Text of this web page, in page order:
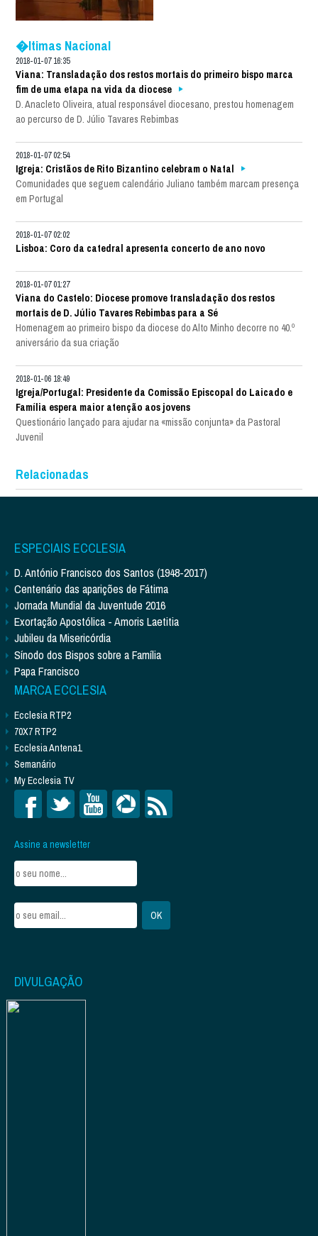
�ltimas Nacional
2018-01-07 16:35
Viana: Transladação dos restos mortais do primeiro bispo marca
fim de uma etapa na vida da diocese
D. Anacleto Oliveira, atual responsável diocesano, prestou homenagem
ao percurso de D. Júlio Tavares Rebimbas
2018-01-07 02:54
Igreja: Cristãos de Rito Bizantino celebram o Natal
Comunidades que seguem calendário Juliano também marcam presença
em Portugal
2018-01-07 02:02
Lisboa: Coro da catedral apresenta concerto de ano novo
2018-01-07 01:27
Viana do Castelo: Diocese promove transladação dos restos
mortais de D. Júlio Tavares Rebimbas para a Sé
Homenagem ao primeiro bispo da diocese do Alto Minho decorre no 40.º
aniversário da sua criação
2018-01-06 18:49
Igreja/Portugal: Presidente da Comissão Episcopal do Laicado e
Família espera maior atenção aos jovens
Questionário lançado para ajudar na «missão conjunta» da Pastoral
Juvenil
Relacionadas
ESPECIAIS ECCLESIA
D. António Francisco dos Santos (1948-2017)
Centenário das aparições de Fátima
Jornada Mundial da Juventude 2016
Exortação Apostólica - Amoris Laetitia
Jubileu da Misericórdia
Sínodo dos Bispos sobre a Família
Papa Francisco
MARCA ECCLESIA
Ecclesia RTP2
70X7 RTP2
Ecclesia Antena1
Semanário
My Ecclesia TV
Assine a newsletter
DIVULGAÇÃO